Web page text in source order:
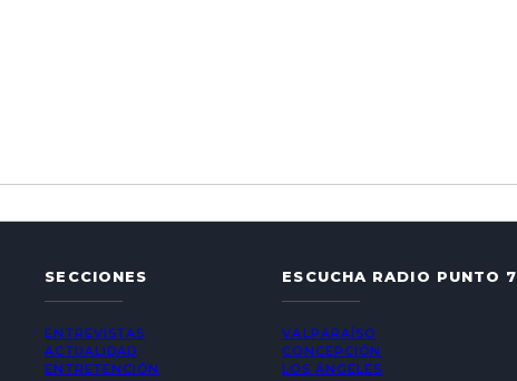
SECCIONES
ENTREVISTAS
ACTUALIDAD
ENTRETENCIÓN
ESCUCHA RADIO PUNTO 7
VALPARAÍSO
CONCEPCIÓN
LOS ÁNGELES